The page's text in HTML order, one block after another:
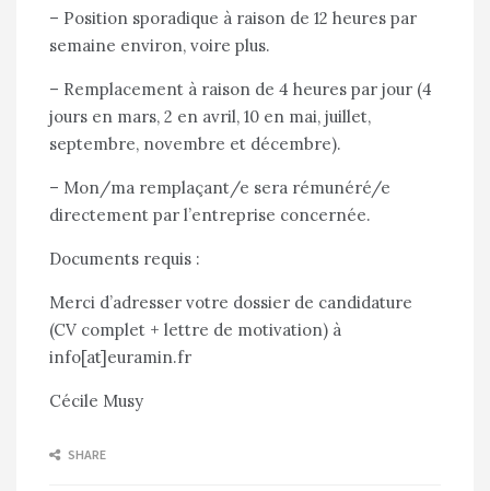
– Position sporadique à raison de 12 heures par
semaine environ, voire plus.
– Remplacement à raison de 4 heures par jour (4
jours en mars, 2 en avril, 10 en mai, juillet,
septembre, novembre et décembre).
– Mon/ma remplaçant/e sera rémunéré/e
directement par l’entreprise concernée.
Documents requis :
Merci d’adresser votre dossier de candidature
(CV complet + lettre de motivation) à
info[at]euramin.fr
Cécile Musy
SHARE